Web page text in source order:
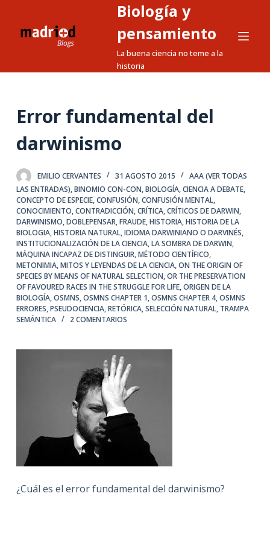
a
n
e
n
d
o
Biología y
pensamiento
La buena ciencia no teme a la
historia
Error fundamental del
darwinismo
EMILIO CERVANTES 31 AGOSTO 2015
AAA (VER TODAS
LAS ENTRADAS),BINOMIO CON-CON,BIOLOGÍA,CIENCIA A DEBATE,
CONCEPTO DE ESPECIE,CONFUSIÓN,CONFUSIÓN MENTAL,
CONOCIMIENTO,CONTRADICCIÓN,CRÍTICA,CRÍTICOS DE DARWIN,
DARWINISMO,DOBLEPENSAR,FRAUDE,HISTORIA,HISTORIA DE LA
BIOLOGIA,HISTORIA NATURAL,IDIOMA DARWINIANO O DARVINÉS,
INSTITUCIONALIZACIÓN DE LA CIENCIA,LA SOMBRA DE DARWIN,
MÁQUINA INCAPAZ DE DISTINGUIR,MÉTODO CIENTÍFICO,
METONIMIA,MITOS Y LEYENDAS DE LA CIENCIA,ON THE ORIGIN OF
SPECIES BY MEANS OF NATURAL SELECTION,OR THE PRESERVATION
OF FAVOURED RACES IN THE STRUGGLE FOR LIFE,ORIGEN DE LA
BIOLOGÍA,OSMNS,OSMNS CHAPTER 1,OSMNS CHAPTER 4,OSMNS
ERRORES,PSEUDOCIENCIA,RETÓRICA,SELECCIÓN NATURAL, TRAMPA
SEMÁNTICA
2 COMENTARIOS
¿Cuál es el error fundamental del darwinismo?